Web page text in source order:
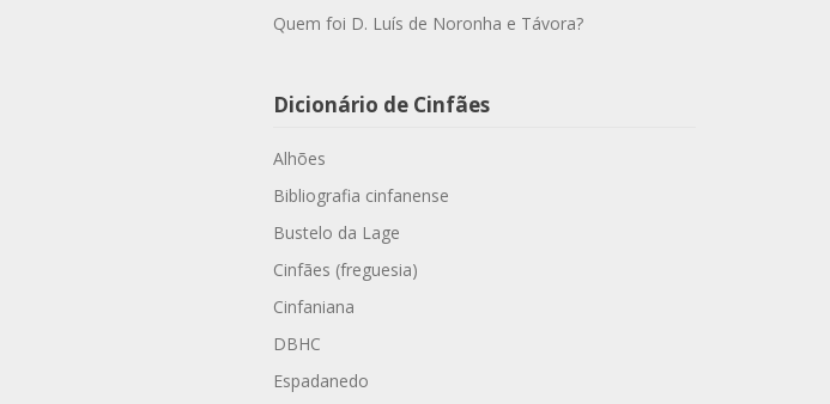
Quem foi D. Luís de Noronha e Távora?
Dicionário de Cinfães
Alhões
Bibliografia cinfanense
Bustelo da Lage
Cinfães (freguesia)
Cinfaniana
DBHC
Espadanedo